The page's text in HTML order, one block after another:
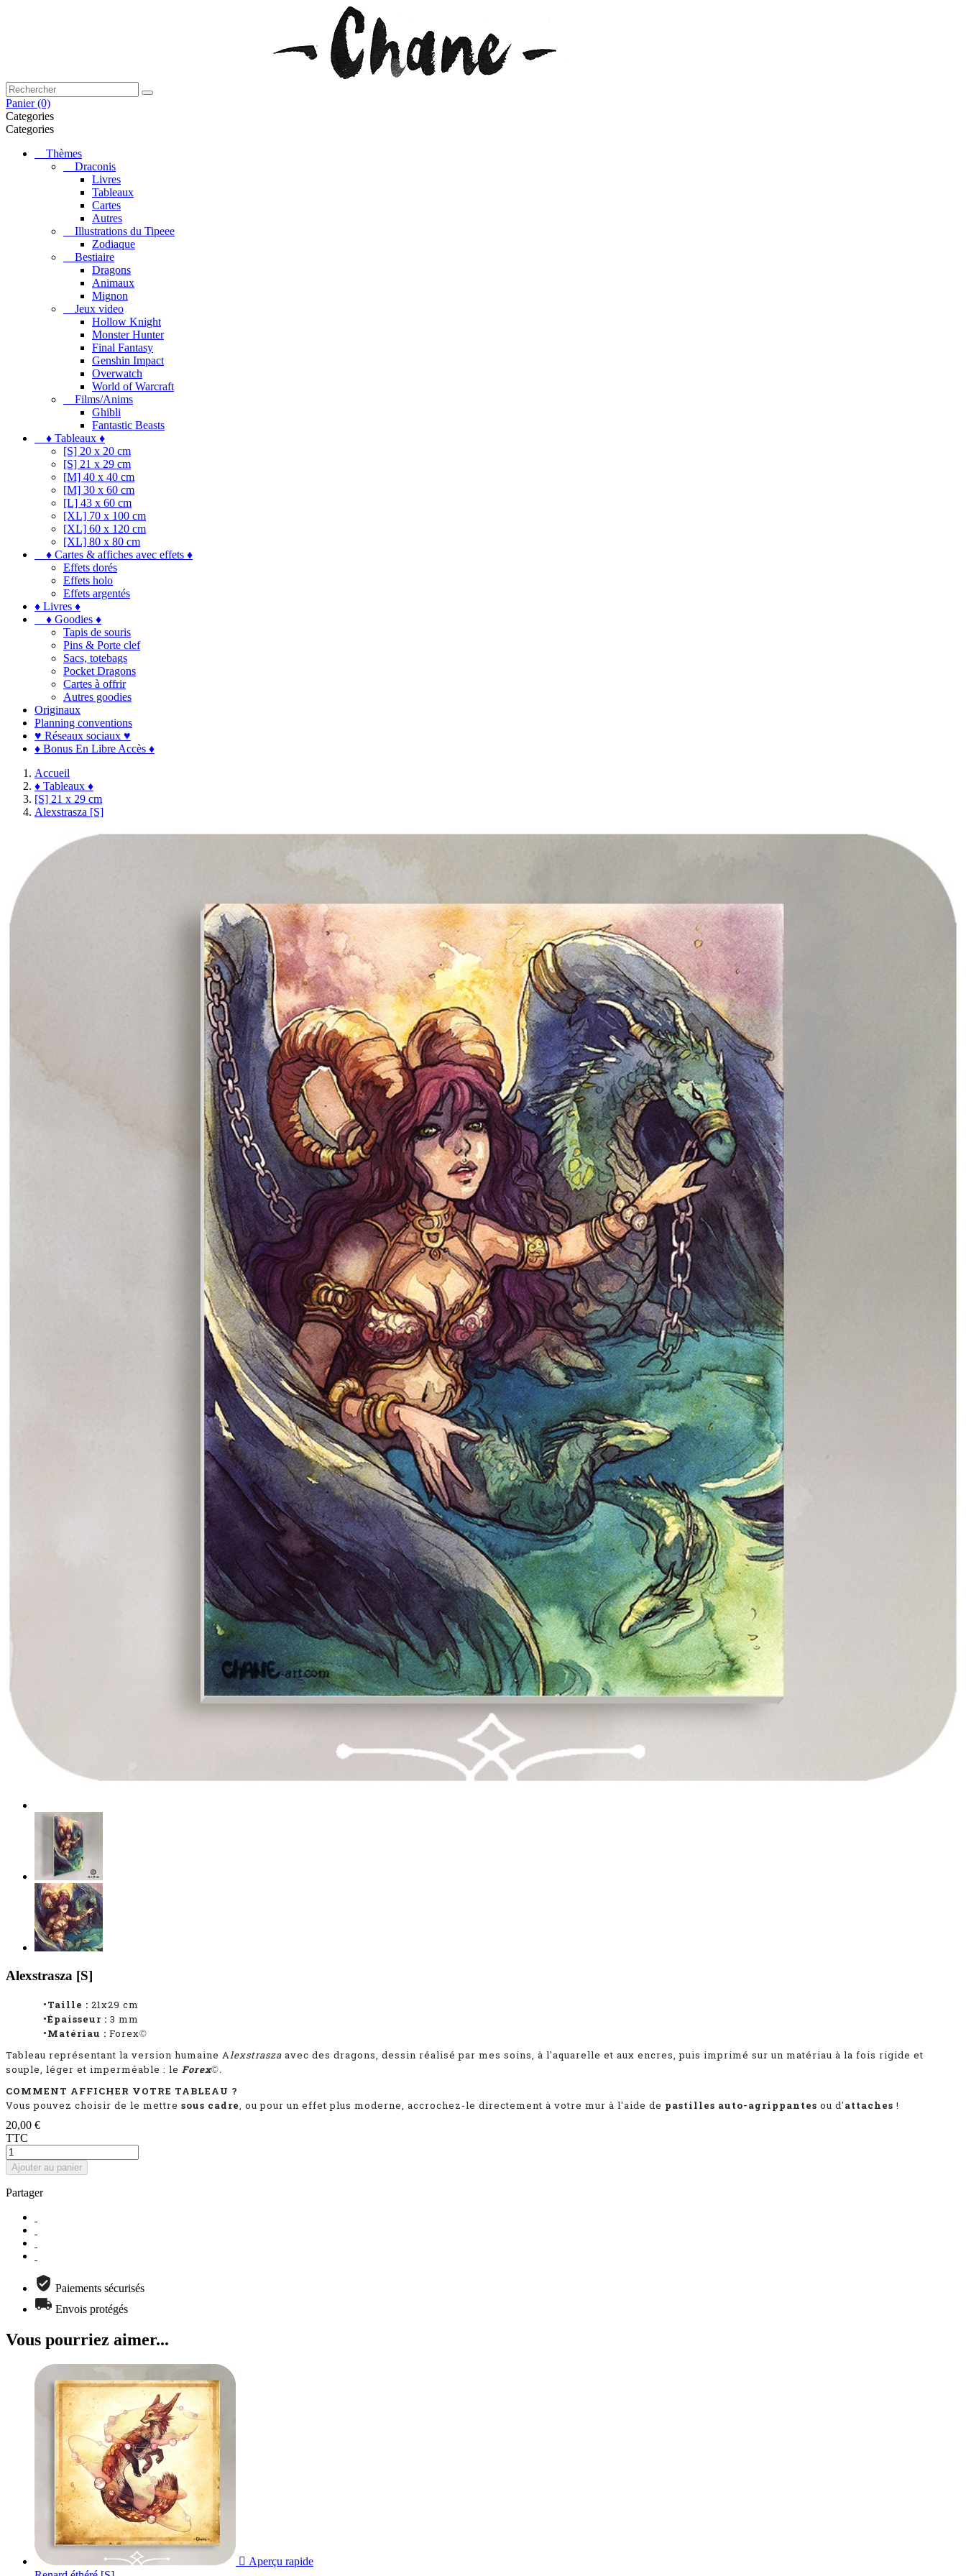
Panier (0)
Categories
Categories
Thèmes
Draconis
Livres
Tableaux
Cartes
Autres
Illustrations du Tipeee
Zodiaque
Bestiaire
Dragons
Animaux
Mignon
Jeux video
Hollow Knight
Monster Hunter
Final Fantasy
Genshin Impact
Overwatch
World of Warcraft
Films/Anims
Ghibli
Fantastic Beasts
♦ Tableaux ♦
[S] 20 x 20 cm
[S] 21 x 29 cm
[M] 40 x 40 cm
[M] 30 x 60 cm
[L] 43 x 60 cm
[XL] 70 x 100 cm
[XL] 60 x 120 cm
[XL] 80 x 80 cm
♦ Cartes & affiches avec effets ♦
Effets dorés
Effets holo
Effets argentés
♦ Livres ♦
♦ Goodies ♦
Tapis de souris
Pins & Porte clef
Sacs, totebags
Pocket Dragons
Cartes à offrir
Autres goodies
Originaux
Planning conventions
♥ Réseaux sociaux ♥
♦ Bonus En Libre Accès ♦
Accueil
♦ Tableaux ♦
[S] 21 x 29 cm
Alexstrasza [S]
Alexstrasza [S]
•Taille : 21x29 cm
•Épaisseur : 3 mm
•Matériau : Forex©
Tableau représentant la version humaine Alexstrasza avec des dragons, dessin réalisé par mes soins, à l'aquarelle et aux encres, puis imprimé sur un matériau à la fois rigide et
souple, léger et imperméable : le Forex©.
COMMENT AFFICHER VOTRE TABLEAU ?
Vous pouvez choisir de le mettre sous cadre, ou pour un effet plus moderne, accrochez-le directement à votre mur à l'aide de pastilles auto-agrippantes ou d'attaches !
20,00 €
TTC
Ajouter au panier
Partager
Paiements sécurisés
Envois protégés
Vous pourriez aimer...
 Aperçu rapide